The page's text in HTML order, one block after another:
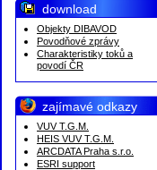
download
Objekty DIBAVOD
Povodňové zprávy
Charakteristiky toků a
povodí ČR
zajímavé odkazy
VUV T.G.M.
HEIS VUV T.G.M.
ARCDATA Praha s.r.o.
ESRI support